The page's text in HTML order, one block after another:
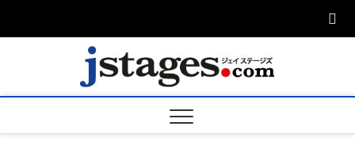
ージ